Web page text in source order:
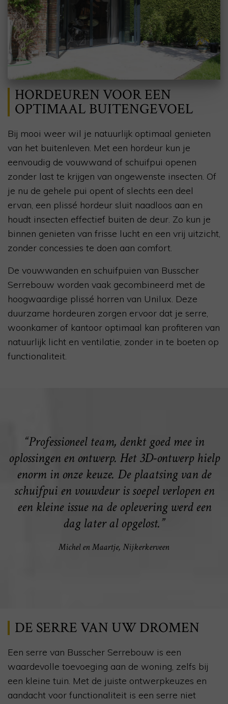
HORDEUREN VOOR EEN
OPTIMAAL BUITENGEVOEL
Bij mooi weer wil je natuurlijk optimaal genieten
van het buitenleven. Met een hordeur kun je
eenvoudig de vouwwand of schuifpui openen
zonder last te krijgen van ongewenste insecten. Of
je nu de gehele pui opent of slechts een deel
ervan, een plissé hordeur sluit naadloos aan en
houdt insecten effectief buiten de deur. Zo kun je
binnen genieten van frisse lucht en een vrij uitzicht,
zonder concessies te doen aan comfort.
De vouwwanden en schuifpuien van Busscher
Serrebouw worden vaak gecombineerd met de
hoogwaardige plissé horren van Unilux. Deze
duurzame hordeuren zorgen ervoor dat je serre,
woonkamer of kantoor optimaal kan profiteren van
natuurlijk licht en ventilatie, zonder in te boeten op
functionaliteit.
“Professioneel team, denkt goed mee in
oplossingen en ontwerp. Het 3D-ontwerp hielp
enorm in onze keuze. De plaatsing van de
schuifpui en vouwdeur is soepel verlopen en
een kleine issue na de oplevering werd een
dag later al opgelost.”
Michel en Maartje, Nijkerkerveen
DE SERRE VAN UW DROMEN
Een serre van Busscher Serrebouw is een
waardevolle toevoeging aan de woning, zelfs bij
een kleine tuin. Met de juiste ontwerpkeuzes en
aandacht voor functionaliteit is een serre niet